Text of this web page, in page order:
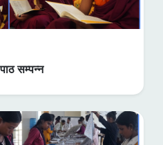
सम्पन्न